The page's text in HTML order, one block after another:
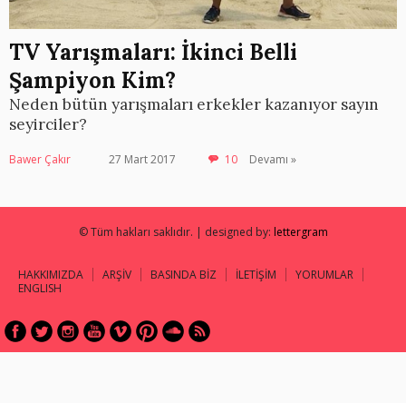
TV Yarışmaları: İkinci Belli
Şampiyon Kim?
Neden bütün yarışmaları erkekler kazanıyor sayın
seyirciler?
Bawer Çakır 27 Mart 2017 10 Devamı »
© Tüm hakları saklıdır. | designed by: lettergram
HAKKIMIZDA ARŞİV BASINDA BİZ İLETİŞİM
YORUMLAR
ENGLISH